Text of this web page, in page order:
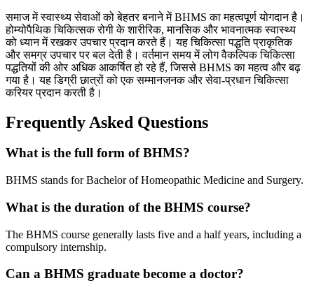
समाज में स्वास्थ्य सेवाओं को बेहतर बनाने में BHMS का महत्वपूर्ण योगदान है।
होम्योपैथिक चिकित्सक रोगी के शारीरिक, मानसिक और भावनात्मक स्वास्थ्य
को ध्यान में रखकर उपचार प्रदान करते हैं। यह चिकित्सा पद्धति प्राकृतिक
और समग्र उपचार पर बल देती है। वर्तमान समय में लोग वैकल्पिक चिकित्सा
पद्धतियों की ओर अधिक आकर्षित हो रहे हैं, जिससे BHMS का महत्व और बढ़
गया है। यह डिग्री छात्रों को एक सम्मानजनक और सेवा-प्रधान चिकित्सा
करियर प्रदान करती है।
Frequently Asked Questions
What is the full form of BHMS?
BHMS stands for Bachelor of Homeopathic Medicine and Surgery.
What is the duration of the BHMS course?
The BHMS course generally lasts five and a half years, including a
compulsory internship.
Can a BHMS graduate become a doctor?